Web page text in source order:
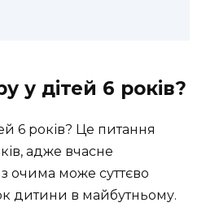
у дітей 6 років?
6 років? Це питання
адже вчасне
очима може суттєво
дитини в майбутньому.